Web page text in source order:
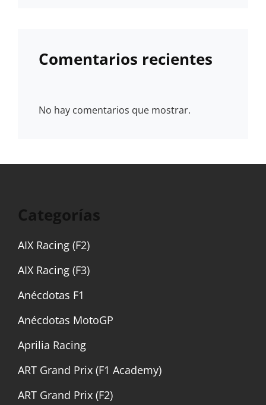
Comentarios recientes
No hay comentarios que mostrar.
Categorías
AIX Racing (F2)
AIX Racing (F3)
Anécdotas F1
Anécdotas MotoGP
Aprilia Racing
ART Grand Prix (F1 Academy)
ART Grand Prix (F2)